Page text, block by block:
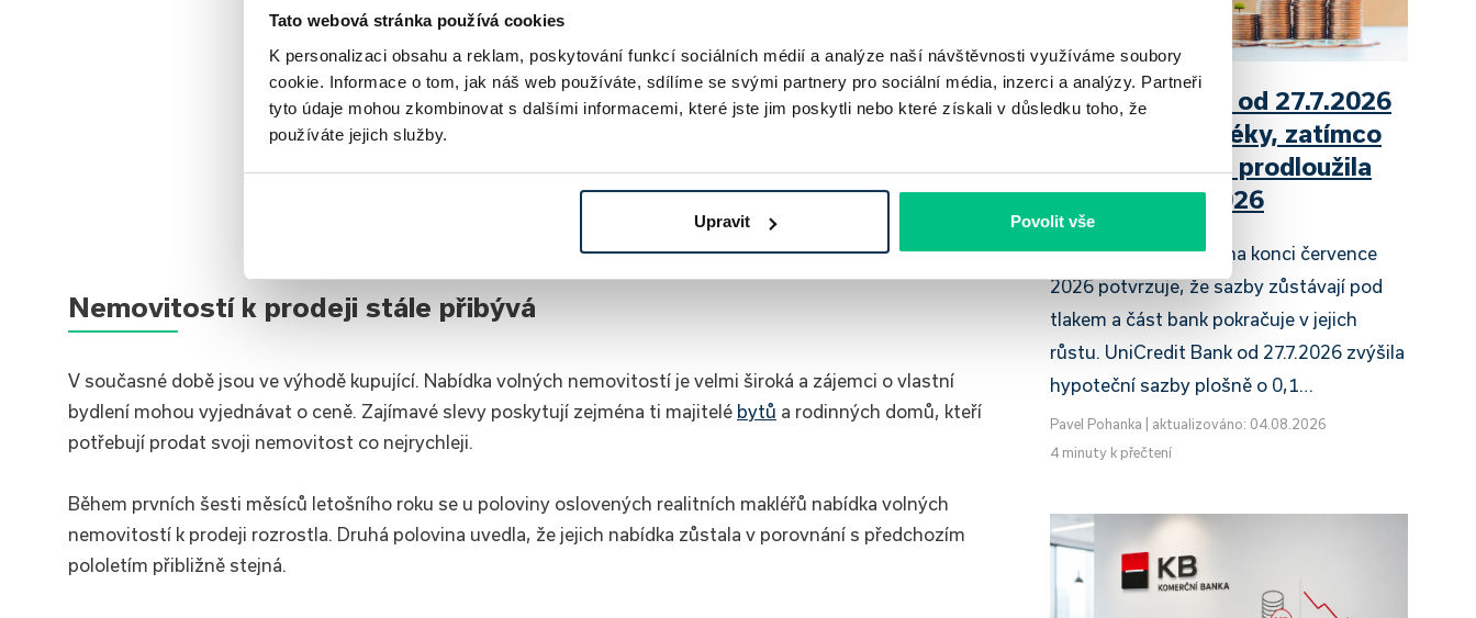
Tato webová stránka používá cookies
K personalizaci obsahu a reklam, poskytování funkcí sociálních médií a analýze naší návštěvnosti využíváme soubory
cookie. Informace o tom, jak náš web používáte, sdílíme se svými partnery pro sociální média, inzerci a analýzy. Partneři
tyto údaje mohou zkombinovat s dalšími informacemi, které jste jim poskytli nebo které získali v důsledku toho, že
používáte jejich služby.
Upravit Povolit vše
Nemovitostí k prodeji stále přibývá
V současné době jsou ve výhodě kupující. Nabídka volných nemovitostí je velmi široká a zájemci o vlastní
bydlení mohou vyjednávat o ceně. Zajímavé slevy poskytují zejména ti majitelé bytů a rodinných domů, kteří
potřebují prodat svoji nemovitost co nejrychleji.
Během prvních šesti měsíců letošního roku se u poloviny oslovených realitních makléřů nabídka volných
nemovitostí k prodeji rozrostla. Druhá polovina uvedla, že jejich nabídka zůstala v porovnání s předchozím
pololetím přibližně stejná.
UniCredit Bank od 27.7.2026
zdražuje hypotéky, zatímco
Raiffeisenbank prodloužila
slevu do 6.9.2026
Český hypoteční trh na konci července
2026 potvrzuje, že sazby zůstávají pod
tlakem a část bank pokračuje v jejich
růstu. UniCredit Bank od 27.7.2026 zvýšila
hypoteční sazby plošně o 0,1…
Pavel Pohanka
aktualizováno: 04.08.2026
4 minuty k přečtení